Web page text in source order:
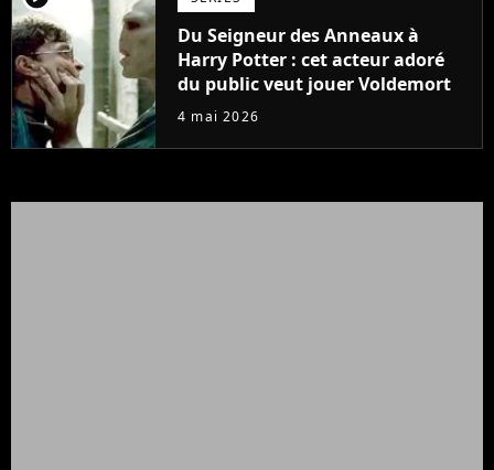
Du Seigneur des Anneaux à
Harry Potter : cet acteur adoré
du public veut jouer Voldemort
4 mai 2026